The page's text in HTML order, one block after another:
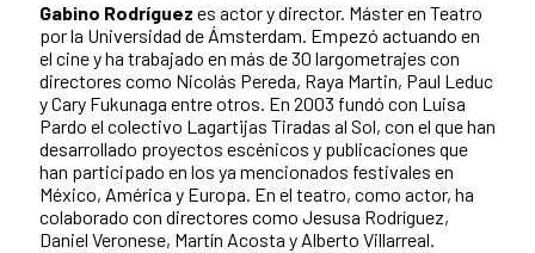
Gabino Rodríguez es actor y director. Máster en Teatro
por la Universidad de Ámsterdam. Empezó actuando en
el cine y ha trabajado en más de 30 largometrajes con
directores como Nicolás Pereda, Raya Martin, Paul Leduc
y Cary Fukunaga entre otros. En 2003 fundó con Luisa
Pardo el colectivo Lagartijas Tiradas al Sol, con el que han
desarrollado proyectos escénicos y publicaciones que
han participado en los ya mencionados festivales en
México, América y Europa. En el teatro, como actor, ha
colaborado con directores como Jesusa Rodríguez,
Daniel Veronese, Martín Acosta y Alberto Villarreal.